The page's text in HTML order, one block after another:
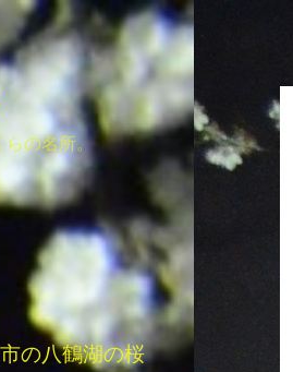
らの名所。
の八鶴湖の桜